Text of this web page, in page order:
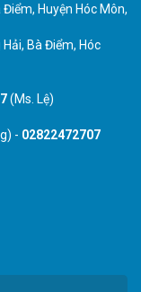
Huyện Hóc Môn,
Bà Điểm, Hóc
(Ms. Lệ)
- 02822472707